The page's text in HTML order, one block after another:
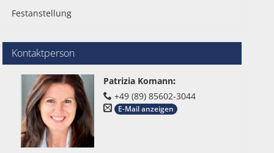
Festanstellung
Kontaktperson
Patrizia Komann:
+49 (89) 85602-3044
E-Mail anzeigen